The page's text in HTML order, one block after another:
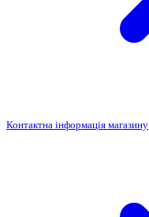
Контактна інформація магазину